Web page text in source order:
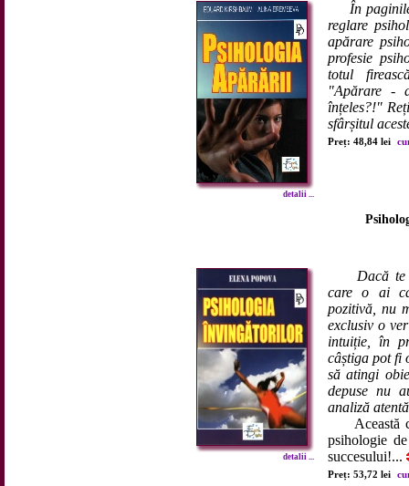
detalii ...
În
reglare
apărare
profesie
totul
"Apărare -
înțeles?!"
sfârșitul
Preț: 48,84 lei
detalii ...
Dacă te
care o ai
pozitivă, nu
exclusiv o
intuiție, în
câștiga pot fi
să atingi
depuse nu
analiză
Această
psihologie
succesului!...
Preț: 53,72 lei